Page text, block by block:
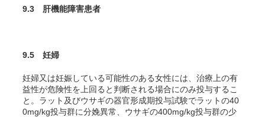
9.3 肝機能障害患者
9.5 妊婦
妊婦又は妊娠している可能性のある女性には、治療上の有
益性が危険性を上回ると判断される場合にのみ投与するこ
と。ラット及びウサギの器官形成期投与試験でラットの40
0mg/kg投与群に分娩異常
、ウサギの400mg/kg投与群の少